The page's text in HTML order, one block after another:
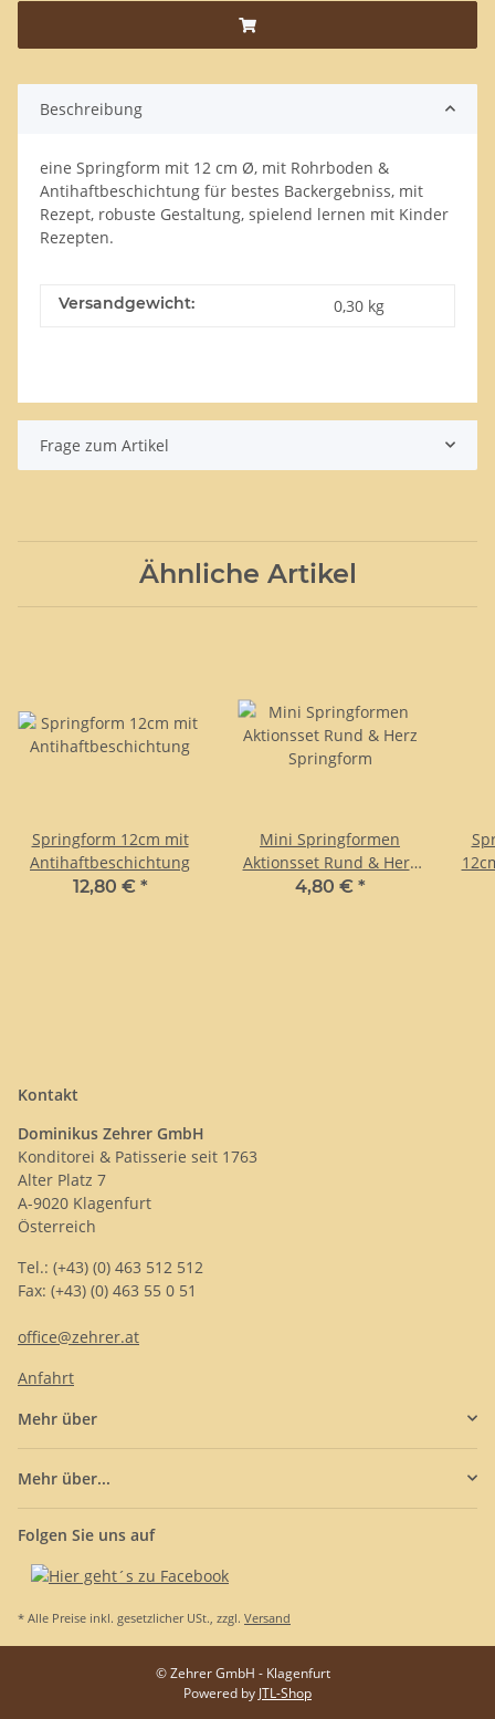
Beschreibung
eine Springform mit 12 cm Ø, mit Rohrboden &
Antihaftbeschichtung für bestes Backergebniss, mit
Rezept, robuste Gestaltung, spielend lernen mit Kinder
Rezepten.
Versandgewicht: 0,30 kg
Frage zum Artikel
Ähnliche Artikel
Springform 12cm mit
Antihaftbeschichtung
12,80 € *
Mini Springformen
Aktionsset Rund & Herz
Springform
4,80 € *
Kontakt
Dominikus Zehrer GmbH
Konditorei & Patisserie seit 1763
Alter Platz 7
A-9020 Klagenfurt
Österreich
Tel.: (+43) (0) 463 512 512
Fax: (+43) (0) 463 55 0 51
office@zehrer.at
Anfahrt
Mehr über
Mehr über...
Folgen Sie uns auf
* Alle Preise inkl. gesetzlicher USt., zzgl. Versand
© Zehrer GmbH - Klagenfurt
Powered by JTL-Shop